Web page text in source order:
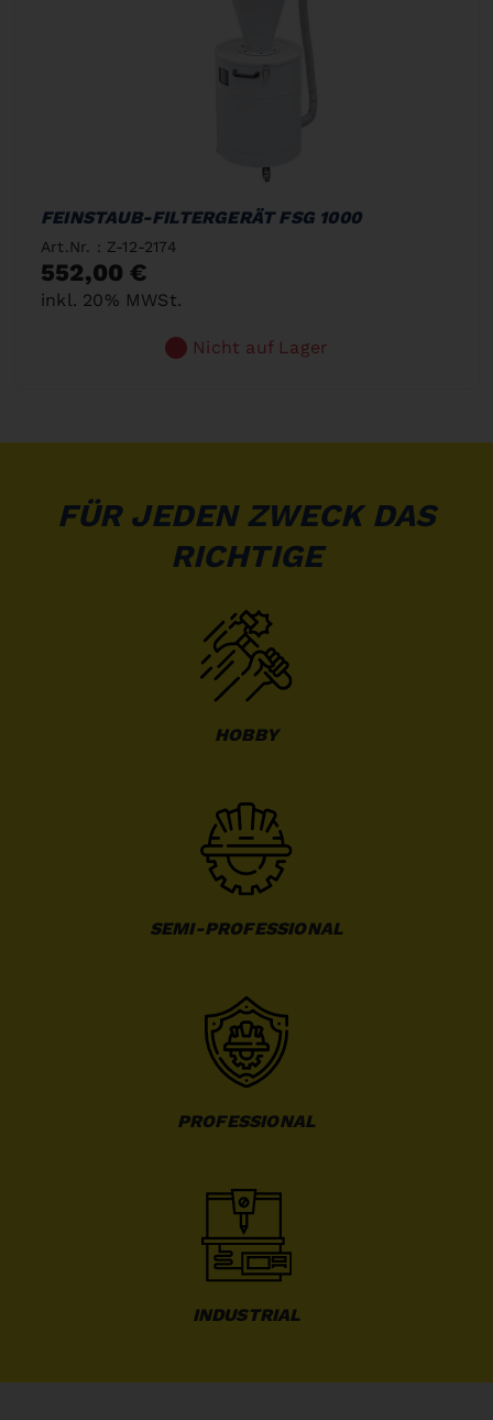
FEINSTAUB-FILTERGERÄT FSG 1000
Art.Nr. : Z-12-2174
552,00 €
inkl. 20% MWSt.
Nicht auf Lager
FÜR JEDEN ZWECK DAS
RICHTIGE
HOBBY
SEMI-PROFESSIONAL
PROFESSIONAL
INDUSTRIAL